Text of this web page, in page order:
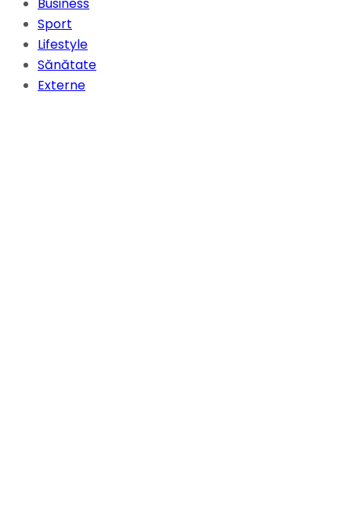
Sport
Lifestyle
Sănătate
Externe